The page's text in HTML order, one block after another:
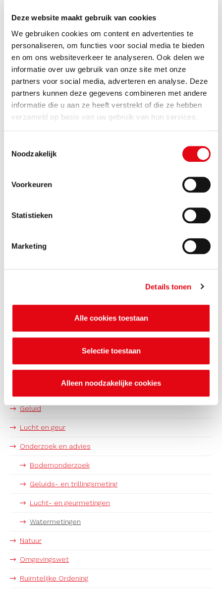
Deze website maakt gebruik van cookies
We gebruiken cookies om content en advertenties te
personaliseren, om functies voor social media te bieden
en om ons websiteverkeer te analyseren. Ook delen we
informatie over uw gebruik van onze site met onze
partners voor social media, adverteren en analyse. Deze
partners kunnen deze gegevens combineren met andere
informatie die u aan ze heeft verstrekt of die ze hebben
verzameld op basis van uw gebruik van hun services.
Noodzakelijk
Voorkeuren
Statistieken
Marketing
Details tonen
Alle cookies toestaan
Selectie toestaan
Alleen noodzakelijke cookies
Meer informatie?
Neem dan contact op met Jack van Velthuijsen
(j.vanvelthuijsen@omwb.nl) of Jan-Willem van Zon
(j.vanzon@omwb.nl)
Afval
Bel of app de Asbesttelefoon
Veelgestelde vragen over asbest
Bodeminformatie opvragen
Grondwater
Circulaire economie
Geluid
Lucht en geur
Onderzoek en advies
Bodemonderzoek
Geluids- en trillingsmeting
Lucht- en geurmetingen
Watermetingen
Natuur
Omgevingswet
Ruimtelijke Ordening